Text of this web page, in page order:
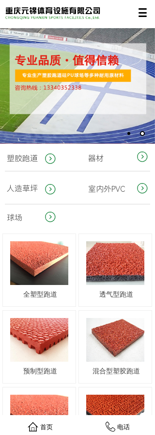
器材
塑胶跑道
室内外PVC
球场
人造草坪
全塑型跑道 透气型跑道
预制型跑道 混合型塑胶跑道
首页 电话